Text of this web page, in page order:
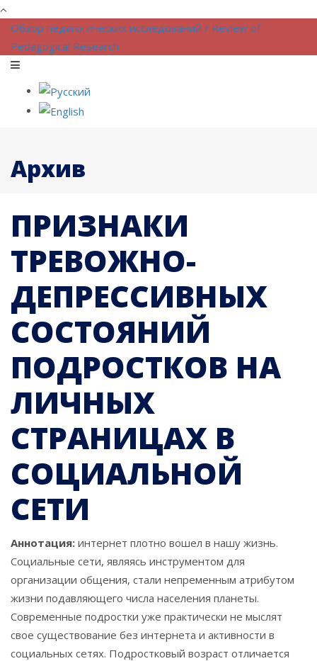
Обзор педагогических исследований / Review of
Pedagogical Research
Архив
ПРИЗНАКИ
ТРЕВОЖНО-
ДЕПРЕССИВНЫХ
СОСТОЯНИЙ
ПОДРОСТКОВ НА
ЛИЧНЫХ
СТРАНИЦАХ В
СОЦИАЛЬНОЙ
СЕТИ
Аннотация: интернет плотно вошел в нашу жизнь.
Социальные сети, являясь инструментом для
организации общения, стали непременным атрибутом
жизни подавляющего числа населения планеты.
Современные подростки уже практически не мыслят
свое существование без интернета и активности в
социальных сетях. Подростковый возраст отличается